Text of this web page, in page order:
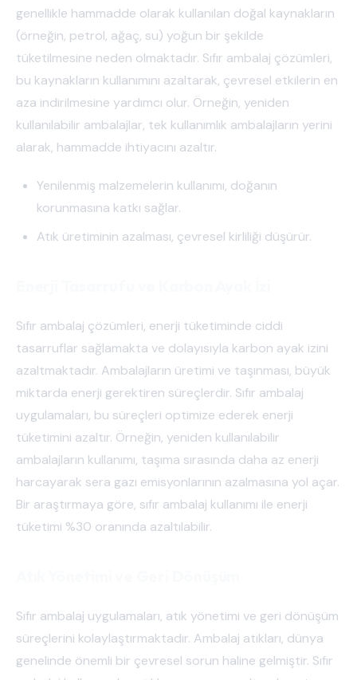
genellikle hammadde olarak kullanılan doğal kaynakların
(örneğin, petrol, ağaç, su) yoğun bir şekilde
tüketilmesine neden olmaktadır. Sıfır ambalaj çözümleri,
bu kaynakların kullanımını azaltarak, çevresel etkilerin en
aza indirilmesine yardımcı olur. Örneğin, yeniden
kullanılabilir ambalajlar, tek kullanımlık ambalajların yerini
alarak, hammadde ihtiyacını azaltır.
Yenilenmiş malzemelerin kullanımı, doğanın
korunmasına katkı sağlar.
Atık üretiminin azalması, çevresel kirliliği düşürür.
Sıfır ambalaj çözümleri, enerji tüketiminde ciddi
tasarruflar sağlamakta ve dolayısıyla karbon ayak izini
azaltmaktadır. Ambalajların üretimi ve taşınması, büyük
miktarda enerji gerektiren süreçlerdir. Sıfır ambalaj
uygulamaları, bu süreçleri optimize ederek enerji
tüketimini azaltır. Örneğin, yeniden kullanılabilir
ambalajların kullanımı, taşıma sırasında daha az enerji
harcayarak sera gazı emisyonlarının azalmasına yol açar.
Bir araştırmaya göre, sıfır ambalaj kullanımı ile enerji
tüketimi %30 oranında azaltılabilir.
Sıfır ambalaj uygulamaları, atık yönetimi ve geri dönüşüm
süreçlerini kolaylaştırmaktadır. Ambalaj atıkları, dünya
genelinde önemli bir çevresel sorun haline gelmiştir. Sıfır